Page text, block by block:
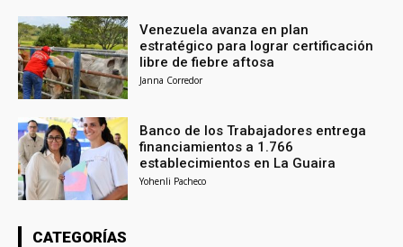
Venezuela avanza en plan
estratégico para lograr certificación
libre de fiebre aftosa
Janna Corredor
Banco de los Trabajadores entrega
financiamientos a 1.766
establecimientos en La Guaira
Yohenli Pacheco
CATEGORÍAS